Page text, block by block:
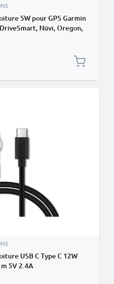
5W pour GPS Garmin
Nüvi, Oregon,
1A / 1000mA
USB C Type C 12W
5V 2.4A